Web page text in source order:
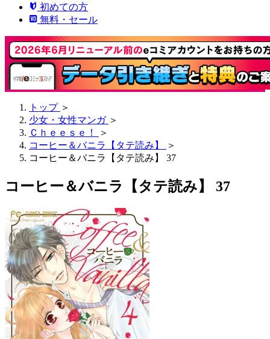
初めての方
無料・セール
トップ ＞
少女・女性マンガ ＞
Ｃｈｅｅｓｅ！
＞
コーヒー＆バニラ【タテ読み】
＞
コーヒー＆バニラ【タテ読み】 37
コーヒー＆バニラ【タテ読み】 37